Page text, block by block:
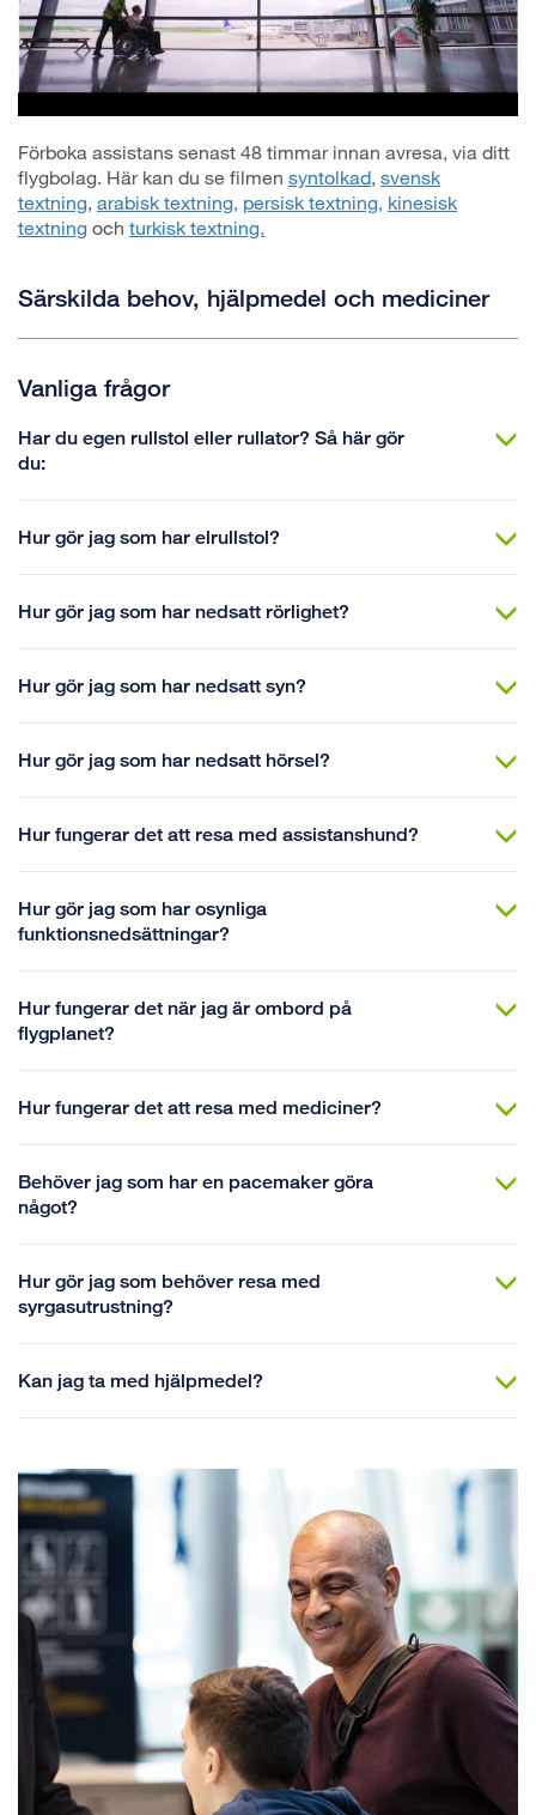
Förboka assistans senast 48 timmar innan avresa, via ditt
flygbolag. Här kan du se filmen syntolkad, svensk
textning, arabisk textning, persisk textning, kinesisk
textning och turkisk textning.
Särskilda behov, hjälpmedel och mediciner
Vanliga frågor
Har du egen rullstol eller rullator? Så här gör
du:
Hur gör jag som har elrullstol?
Hur gör jag som har nedsatt rörlighet?
Hur gör jag som har nedsatt syn?
Hur gör jag som har nedsatt hörsel?
Hur fungerar det att resa med assistanshund?
Hur gör jag som har osynliga
funktionsnedsättningar?
Hur fungerar det när jag är ombord på
flygplanet?
Hur fungerar det att resa med mediciner?
Behöver jag som har en pacemaker göra
något?
Hur gör jag som behöver resa med
syrgasutrustning?
Kan jag ta med hjälpmedel?